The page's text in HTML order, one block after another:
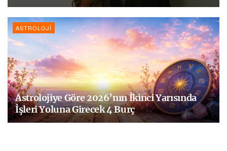
ASTROLOJI
Astrolojiye Göre 2026’nın İkinci Yarısında
İşleri Yoluna Girecek 4 Burç